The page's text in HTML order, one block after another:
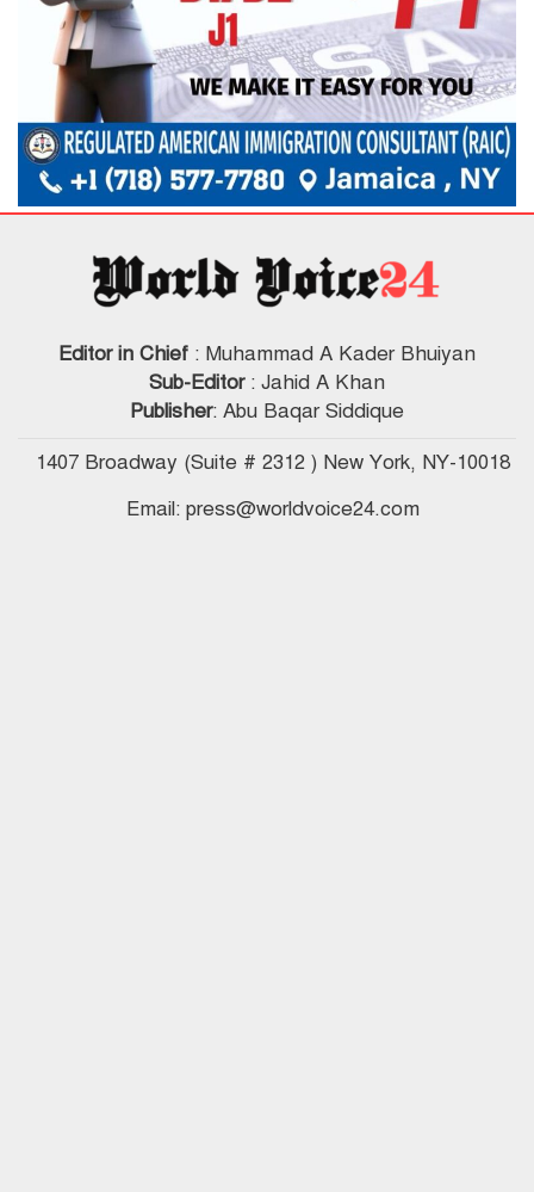
Editor in Chief : Muhammad A Kader Bhuiyan
Sub-Editor: Jahid A Khan
Publisher: Abu Baqar Siddique
1407 Broadway (Suite # 2312 ) New York, NY-10018
Email: press@worldvoice24.com